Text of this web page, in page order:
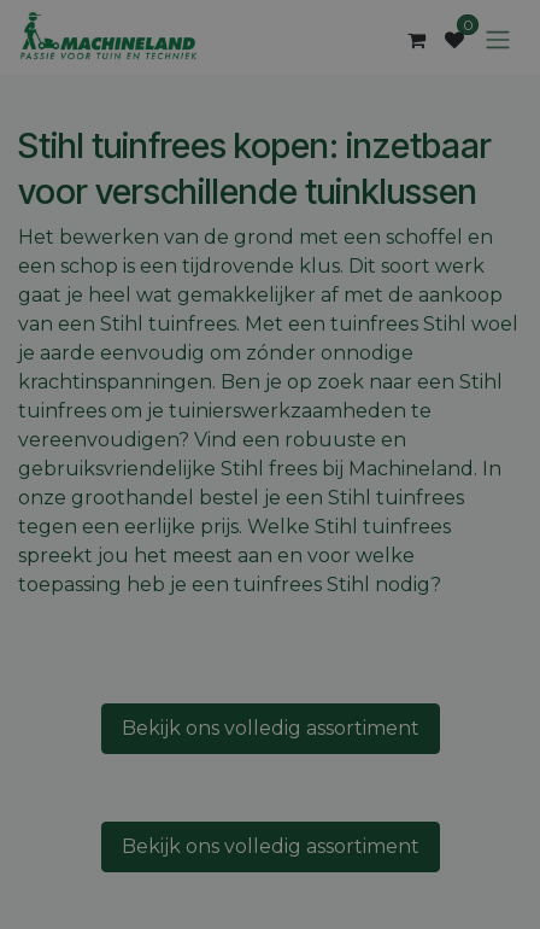
Overslaan naar inhoud
0
Stihl tuinfrees kopen: inzetbaar
voor verschillende tuinklussen
Het bewerken van de grond met een schoffel en
een schop is een tijdrovende klus. Dit soort werk
gaat je heel wat gemakkelijker af met de aankoop
van een Stihl tuinfrees. Met een tuinfrees Stihl woel
je aarde eenvoudig om zónder onnodige
krachtinspanningen. Ben je op zoek naar een Stihl
tuinfrees om je tuinierswerkzaamheden te
vereenvoudigen? Vind een robuuste en
gebruiksvriendelijke Stihl frees bij Machineland. In
onze groothandel bestel je een Stihl tuinfrees
tegen een eerlijke prijs. Welke Stihl tuinfrees
spreekt jou het meest aan en voor welke
toepassing heb je een tuinfrees Stihl nodig?
Bekijk ons volledig assortiment
Bekijk ons volledig assortiment